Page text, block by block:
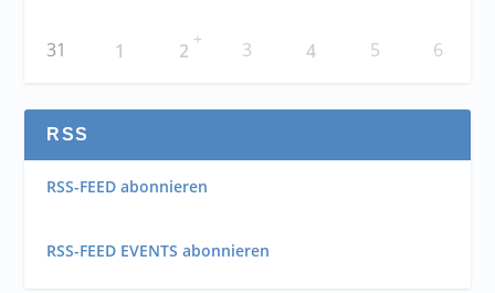
31 1 2
+ 3 4 5 6
RSS
RSS-FEED abonnieren
RSS-FEED EVENTS abonnieren